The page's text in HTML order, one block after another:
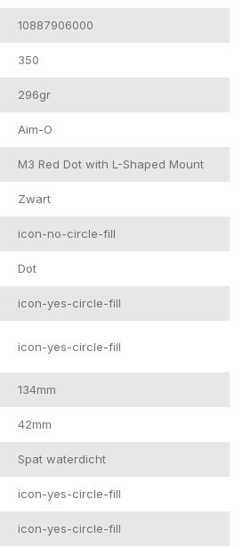
10887906000
350
296gr
Aim-O
M3 Red Dot with L-Shaped Mount
Zwart
icon-no-circle-fill
Dot
icon-yes-circle-fill
icon-yes-circle-fill
134mm
42mm
Spat waterdicht
icon-yes-circle-fill
icon-yes-circle-fill